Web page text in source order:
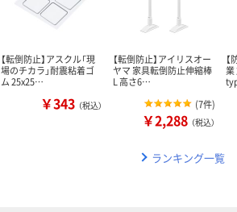
【転倒防止】アスクル「現
場のチカラ」耐震粘着ゴ
ム 25x25…
￥343 （税込）
【転倒防止】アイリスオー
ヤマ 家具転倒防止伸縮棒
L 高さ6…
(7件)
￥2,288 （税込）
業
ランキング一覧